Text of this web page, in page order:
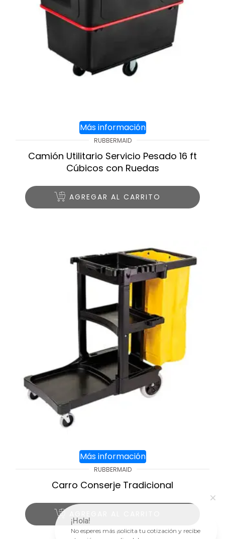
Más información
RUBBERMAID
Camión Utilitario Servicio Pesado 16 ft
Cúbicos con Ruedas
AGREGAR AL CARRITO
Más información
RUBBERMAID
Carro Conserje Tradicional
¡Hola!
No esperes más ¡solicita tu cotización y recibe